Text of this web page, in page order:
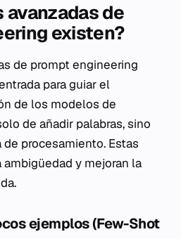
de
existen?
de prompt engineering
para guiar el
de los modelos de
de añadir palabras, sino
procesamiento. Estas
y mejoran la
ejemplos (Few-Shot